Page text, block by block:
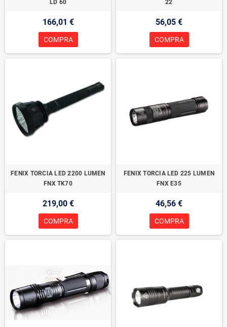
LD 60
166,01 €
COMPRA
22
56,05 €
COMPRA
FENIX TORCIA LED 2200 LUMEN
FNX TK70
219,00 €
COMPRA
FENIX TORCIA LED 225 LUMEN
FNX E35
46,56 €
COMPRA